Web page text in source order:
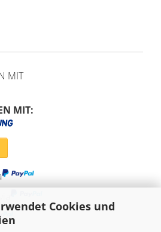
Cookies und
MIT
MIT: